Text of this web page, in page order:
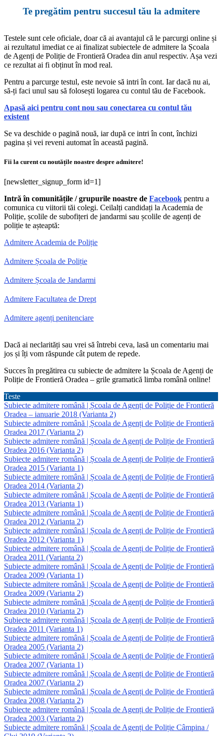
Te pregătim pentru succesul tău la admitere
Testele sunt cele oficiale, doar că ai avantajul că le parcurgi online și
ai rezultatul imediat ce ai finalizat subiectele de admitere la Școala
de Agenți de Poliție de Frontieră Oradea din anul respectiv. Așa vezi
ce rezultat ai fi obținut în mod real.
Pentru a parcurge testul, este nevoie să intri în cont. Iar dacă nu ai,
să-ți faci unul sau să folosești logarea cu contul tău de Facebook.
Apasă aici pentru cont nou sau conectarea cu contul tău
existent
Se va deschide o pagină nouă, iar după ce intri în cont, închizi
pagina și vei reveni automat în această pagină.
Fii la curent cu noutățile noastre despre admitere!
[newsletter_signup_form id=1]
Intră în comunitățile / grupurile noastre de Facebook pentru a
comunica cu viitorii tăi colegi. Ceilalți candidați la Academia de
Poliție, școlile de subofițeri de jandarmi sau școlile de agenți de
poliție te așteaptă:
Admitere Academia de Poliție
Admitere Școala de Poliție
Admitere Școala de Jandarmi
Admitere Facultatea de Drept
Admitere agenți penitenciare
Dacă ai neclarități sau vrei să întrebi ceva, lasă un comentariu mai
jos și îți vom răspunde cât putem de repede.
Succes în pregătirea cu subiecte de admitere la Școala de Agenți de
Poliție de Frontieră Oradea – grile gramatică limba română online!
Teste
Subiecte admitere română | Școala de Agenți de Poliție de Frontieră
Oradea – ianuarie 2018 (Varianta 2)
Subiecte admitere română | Școala de Agenți de Poliție de Frontieră
Oradea 2017 (Varianta 2)
Subiecte admitere română | Școala de Agenți de Poliție de Frontieră
Oradea 2016 (Varianta 2)
Subiecte admitere română | Școala de Agenți de Poliție de Frontieră
Oradea 2015 (Varianta 1)
Subiecte admitere română | Școala de Agenți de Poliție de Frontieră
Oradea 2014 (Varianta 2)
Subiecte admitere română | Școala de Agenți de Poliție de Frontieră
Oradea 2013 (Varianta 1)
Subiecte admitere română | Școala de Agenți de Poliție de Frontieră
Oradea 2012 (Varianta 2)
Subiecte admitere română | Școala de Agenți de Poliție de Frontieră
Oradea 2012 (Varianta 1)
Subiecte admitere română | Școala de Agenți de Poliție de Frontieră
Oradea 2011 (Varianta 2)
Subiecte admitere română | Școala de Agenți de Poliție de Frontieră
Oradea 2009 (Varianta 1)
Subiecte admitere română | Școala de Agenți de Poliție de Frontieră
Oradea 2009 (Varianta 2)
Subiecte admitere română | Școala de Agenți de Poliție de Frontieră
Oradea 2010 (Varianta 2)
Subiecte admitere română | Școala de Agenți de Poliție de Frontieră
Oradea 2011 (Varianta 1)
Subiecte admitere română | Școala de Agenți de Poliție de Frontieră
Oradea 2005 (Varianta 2)
Subiecte admitere română | Școala de Agenți de Poliție de Frontieră
Oradea 2007 (Varianta 1)
Subiecte admitere română | Școala de Agenți de Poliție de Frontieră
Oradea 2007 (Varianta 2)
Subiecte admitere română | Școala de Agenți de Poliție de Frontieră
Oradea 2008 (Varianta 2)
Subiecte admitere română | Școala de Agenți de Poliție de Frontieră
Oradea 2003 (Varianta 2)
Subiecte admitere română | Școala de Agenți de Poliție Câmpina /